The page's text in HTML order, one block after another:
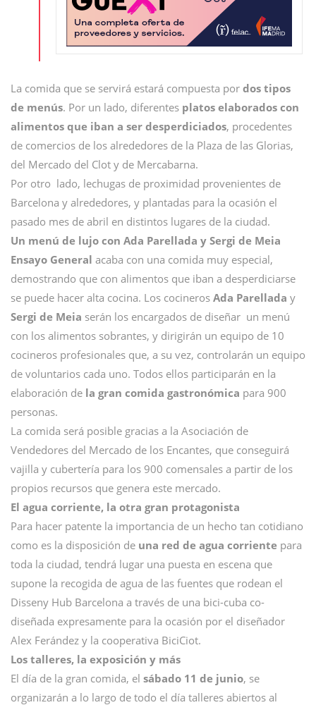
La comida que se servirá estará compuesta por dos tipos
de menús. Por un lado, diferentes platos elaborados con
alimentos que iban a ser desperdiciados, procedentes
de comercios de los alrededores de la Plaza de las Glorias,
del Mercado del Clot y de Mercabarna.
Por otro lado, lechugas de proximidad provenientes de
Barcelona y alrededores, y plantadas para la ocasión el
pasado mes de abril en distintos lugares de la ciudad.
Un menú de lujo con Ada Parellada y Sergi de Meia
Ensayo General acaba con una comida muy especial,
demostrando que con alimentos que iban a desperdiciarse
se puede hacer alta cocina. Los cocineros Ada Parellada y
Sergi de Meia serán los encargados de diseñar un menú
con los alimentos sobrantes, y dirigirán un equipo de 10
cocineros profesionales que, a su vez, controlarán un equipo
de voluntarios cada uno. Todos ellos participarán en la
elaboración de la gran comida gastronómica para 900
personas.
La comida será posible gracias a la Asociación de
Vendedores del Mercado de los Encantes, que conseguirá
vajilla y cubertería para los 900 comensales a partir de los
propios recursos que genera este mercado.
El agua corriente, la otra gran protagonista
Para hacer patente la importancia de un hecho tan cotidiano
como es la disposición de una red de agua corriente para
toda la ciudad, tendrá lugar una puesta en escena que
supone la recogida de agua de las fuentes que rodean el
Disseny Hub Barcelona a través de una bici-cuba co-
diseñada expresamente para la ocasión por el diseñador
Alex Ferández y la cooperativa BiciCiot.
Los talleres, la exposición y más
El día de la gran comida, el sábado 11 de junio, se
organizarán a lo largo de todo el día talleres abiertos al